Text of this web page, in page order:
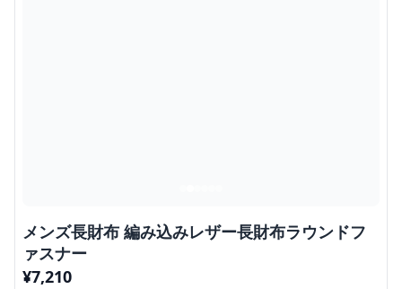
メンズ長財布 編み込みレザー長財布ラウンドフ
ァスナー
¥7,210